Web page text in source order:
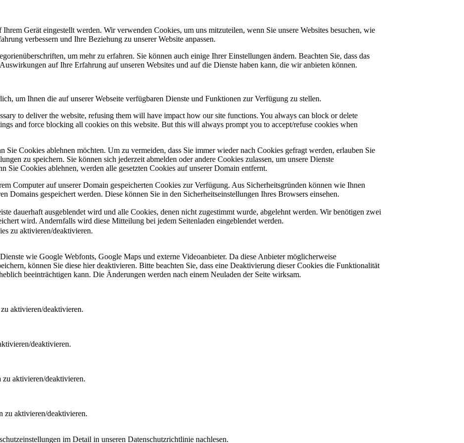
Gerät eingestellt werden. Wir verwenden Cookies, um uns mitzuteilen, wenn Sie unsere Websites besuchen, wie
verbessern und Ihre Beziehung zu unserer Website anpassen.
um mehr zu erfahren. Sie können auch einige Ihrer Einstellungen ändern. Beachten Sie, dass das
auf Ihre Erfahrung auf unseren Websites und auf die Dienste haben kann, die wir anbieten können.
um Ihnen die auf unserer Webseite verfügbaren Dienste und Funktionen zur Verfügung zu stellen.
to deliver the website, refusing them will have impact how our site functions. You always can block or delete
and force blocking all cookies on this website. But this will always prompt you to accept/refuse cookies when
Sie Cookies ablehnen möchten. Um zu vermeiden, dass Sie immer wieder nach Cookies gefragt werden, erlauben Sie
zu speichern. Sie können sich jederzeit abmelden oder andere Cookies zulassen, um unsere Dienste
Sie Cookies ablehnen, werden alle gesetzten Cookies auf unserer Domain entfernt.
Computer auf unserer Domain gespeicherten Cookies zur Verfügung. Aus Sicherheitsgründen können wie Ihnen
Domains gespeichert werden. Diese können Sie in den Sicherheitseinstellungen Ihres Browsers einsehen.
dauerhaft ausgeblendet wird und alle Cookies, denen nicht zugestimmt wurde, abgelehnt werden. Wir benötigen zwei
wird. Andernfalls wird diese Mitteilung bei jedem Seitenladen eingeblendet werden.
zu aktivieren/deaktivieren.
wie Google Webfonts, Google Maps und externe Videoanbieter. Da diese Anbieter möglicherweise
können Sie diese hier deaktivieren. Bitte beachten Sie, dass eine Deaktivierung dieser Cookies die Funktionalität
beeinträchtigen kann. Die Änderungen werden nach einem Neuladen der Seite wirksam.
aktivieren/deaktivieren.
deaktivieren.
aktivieren/deaktivieren.
zu aktivieren/deaktivieren.
im Detail in unseren Datenschutzrichtlinie nachlesen.